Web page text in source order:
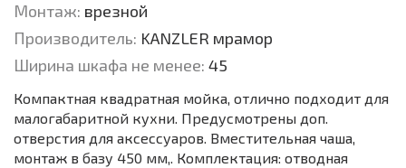
Монтаж: врезной
Производитель: KANZLER мрамор
Ширина шкафа не менее: 45
Компактная квадратная мойка, отлично подходит для
малогабаритной кухни. Предусмотрены доп.
отверстия для аксессуаров. Вместительная чаша,
монтаж в базу 450 мм,. Комплектация: отводная